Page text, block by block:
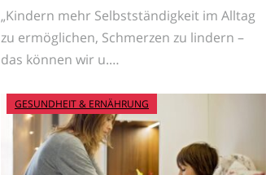
„Kindern mehr Selbstständigkeit im Alltag
zu ermöglichen, Schmerzen zu lindern –
das können wir u.…
GESUNDHEIT & ERNÄHRUNG